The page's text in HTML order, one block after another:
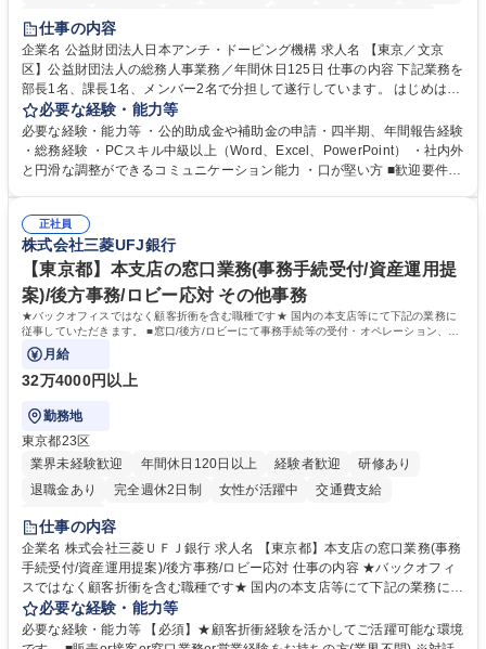
賞与あり
育休あり
食事補助あり
仕事の内容
企業名 公益財団法人日本アンチ・ドーピング機構 求人名 【東京／文京
区】公益財団法人の総務人事業務／年間休日125日 仕事の内容 下記業務を
部長1名、課長1名、メンバー2名で分担して遂行しています。 はじめは担
当者として業務を覚えていただき、ゆくゆくはリーダーやマネージャーポ
ジションとして活躍いただくことを期待しています。 【総務・人事グルー
プの業務内容】 ・人事制度関連 ・採用活動 ・教育研修の企画、実行 ・勤
怠管理 ・官公庁への各種提出 ・法定の会議運営（評議員会、理事会） ・
管理 ・福利厚生関連 ・職員からの問合せ、相談対応 ・その他日常の総務
業務全般 募集職種 【東京／文京区】公益財団法人の総務人事業務／年間
休日125日
必要な経験・能力等
必要な経験・能力等 ・公的助成金や補助金の申請・四半期、年間報告経験
・総務経験 ・PCスキル中級以上（Word、Excel、PowerPoint） ・社内外
と円滑な調整ができるコミュニケーション能力 ・口が堅い方 ■歓迎要件
正社員
株式会社三菱UFJ銀行
【東京都】本支店の窓口業務(事務手続受付/資産運用提
案)/後方事務/ロビー応対 その他事務
★バックオフィスではなく顧客折衝を含む職種です★ 国内の本支店等にて下記の業務に
従事していただきます。 ■窓口/後方/ロビーにて事務手続等の受付・オペレーション、お
客様対応
月給
32万4000円以上
勤務地
東京都23区
業界未経験歓迎
年間休日120日以上 経験者歓迎
研修あり
退職金あり
完全週休2日制 女性が活躍中
交通費支給
土日祝休み
仕事の内容
企業名 株式会社三菱ＵＦＪ銀行 求人名 【東京都】本支店の窓口業務(事務
手続受付/資産運用提案)/後方事務/ロビー応対 仕事の内容 ★バックオフィ
スではなく顧客折衝を含む職種です★ 国内の本支店等にて下記の業務に従
事していただきます。 ■窓口/後方/ロビーにて事務手続等の受付・オペレ
ーション、お客様対応 ■窓口にて、ご来店された個人のお客様に対して金
融商品のご提案 ■効率的な事務運用の検討・構築等 ≪業務紹介：ご応募前
必要な経験・能力等
必要な経験・能力等 【必須】★顧客折衝経験を活かしてご活躍可能な環境